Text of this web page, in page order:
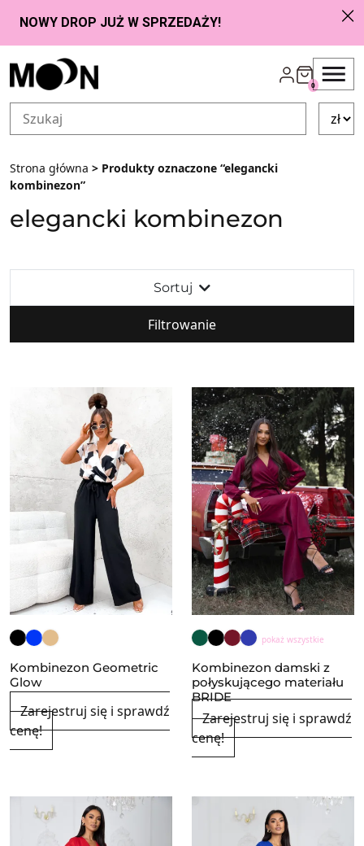
Przejdź do zawartości
0
Strona główna > Produkty oznaczone “elegancki
kombinezon”
elegancki kombinezon
Sortuj
Filtrowanie
Kombinezon Geometric
Glow
Zarejestruj się i sprawdź
cenę!
pokaż wszystkie
Kombinezon damski z
połyskującego materiału
BRIDE
Zarejestruj się i sprawdź
cenę!